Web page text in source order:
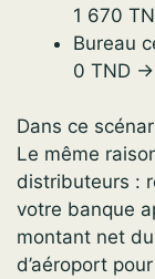
1 670
Bureau
0 TND →
Dans ce
Le même
distributeurs :
votre banque
montant net
d’aéroport